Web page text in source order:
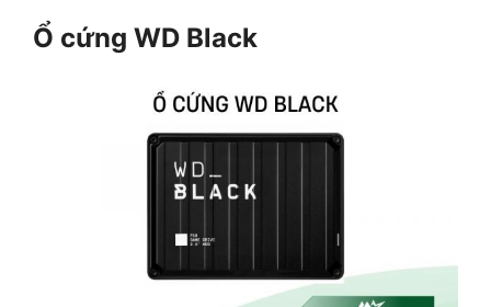
Ổ cứng WD Black